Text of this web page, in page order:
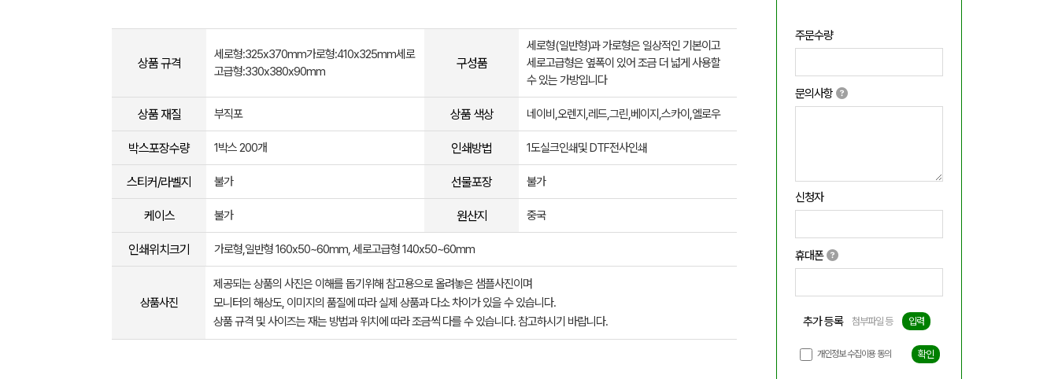
주문수량
문의사항
신청자
휴대폰
추가 등록 첨부파일 등 입력
개인정보 수집이용 동의 확인
상품 규격
세로형:325x370mm가로형:410x325mm세로
고급형:330x380x90mm
구성품
세로형(일반형)과 가로형은 일상적인 기본이고
세로고급형은 옆폭이 있어 조금 더 넓게 사용할
수 있는 가방입니다
상품 재질 부직포 상품 색상 네이비,오렌지,레드,그린,베이지,스카이,엘로우
박스포장수량 1박스 200개 인쇄방법 1도실크인쇄및 DTF전사인쇄
스티커/라벨지 불가 선물포장 불가
케이스 불가 원산지 중국
인쇄위치크기 가로형,일반형 160x50~60mm, 세로고급형 140x50~60mm
상품사진
제공되는 상품의 사진은 이해를 돕기위해 참고용으로 올려놓은 샘플사진이며
모니터의 해상도, 이미지의 품질에 따라 실제 상품과 다소 차이가 있을 수 있습니다.
상품 규격 및 사이즈는 재는 방법과 위치에 따라 조금씩 다를 수 있습니다. 참고하시기 바랍니다.